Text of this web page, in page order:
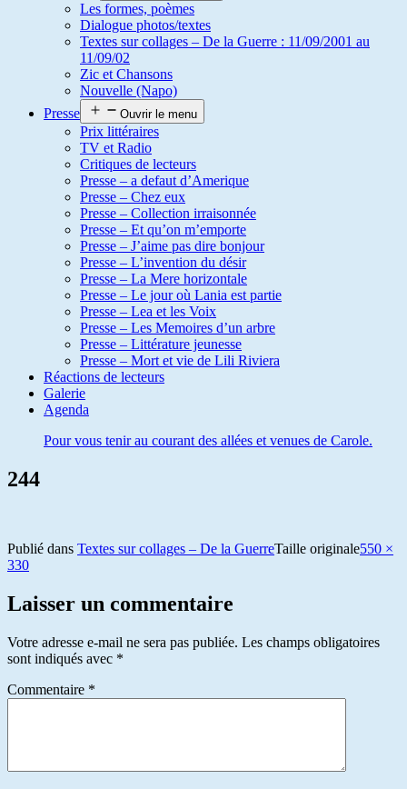
Les formes, poèmes
Dialogue photos/textes
Textes sur collages – De la Guerre : 11/09/2001 au
11/09/02
Zic et Chansons
Nouvelle (Napo)
Presse
Ouvrir le menu
Prix littéraires
TV et Radio
Critiques de lecteurs
Presse – a defaut d’Amerique
Presse – Chez eux
Presse – Collection irraisonnée
Presse – Et qu’on m’emporte
Presse – J’aime pas dire bonjour
Presse – L’invention du désir
Presse – La Mere horizontale
Presse – Le jour où Lania est partie
Presse – Lea et les Voix
Presse – Les Memoires d’un arbre
Presse – Littérature jeunesse
Presse – Mort et vie de Lili Riviera
Réactions de lecteurs
Galerie
Agenda
Pour vous tenir au courant des allées et venues de Carole.
244
Publié dans Textes sur collages – De la GuerreTaille originale550 ×
330
Laisser un commentaire
Votre adresse e-mail ne sera pas publiée. Les champs obligatoires
sont indiqués avec *
Commentaire *